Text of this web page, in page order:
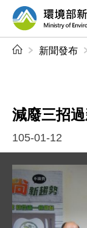
前往中央內容區
環境部
新聞發布
減廢三招
105-01-12